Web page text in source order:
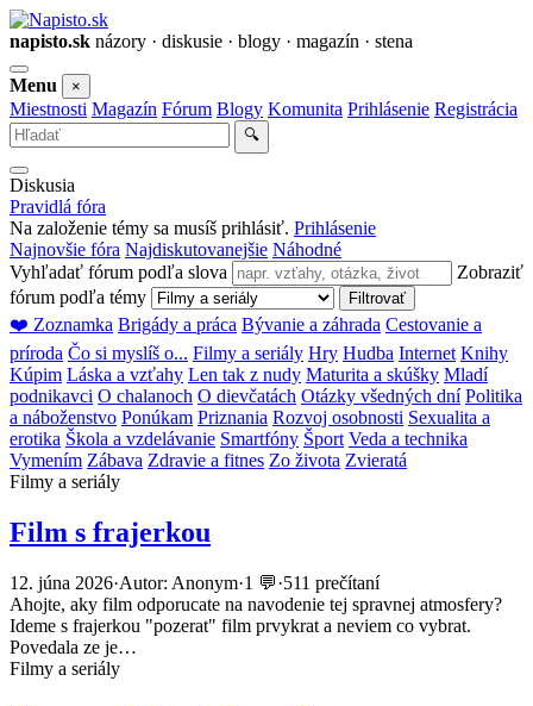
napisto.sk názory · diskusie · blogy · magazín · stena
Otvoriť
menu
Menu ×
Miestnosti Magazín Fórum Blogy Komunita Prihlásenie Registrácia
Vyhľadať
🔍
Diskusia
Pravidlá fóra
Na založenie témy sa musíš prihlásiť. Prihlásenie
Najnovšie fóra Najdiskutovanejšie Náhodné
Vyhľadať fórum podľa slova
Zobraziť
fórum podľa témy
Filtrovať
❤️ Zoznamka Brigády a práca Bývanie a záhrada Cestovanie a
príroda Čo si myslíš o... Filmy a seriály Hry Hudba Internet Knihy
Kúpim Láska a vzťahy Len tak z nudy Maturita a skúšky Mladí
podnikavci O chalanoch O dievčatách Otázky všedných dní Politika
a náboženstvo Ponúkam Priznania Rozvoj osobnosti Sexualita a
erotika Škola a vzdelávanie Smartfóny Šport Veda a technika
Vymením Zábava Zdravie a fitnes Zo života Zvieratá
Filmy a seriály
Film s frajerkou
12. júna 2026·Autor: Anonym·1 💬·511 prečítaní
Ahojte, aky film odporucate na navodenie tej spravnej atmosfery?
Ideme s frajerkou "pozerat" film prvykrat a neviem co vybrat.
Povedala ze je…
Filmy a seriály